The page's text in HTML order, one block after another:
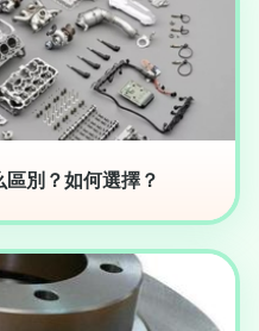
別？如何選擇？